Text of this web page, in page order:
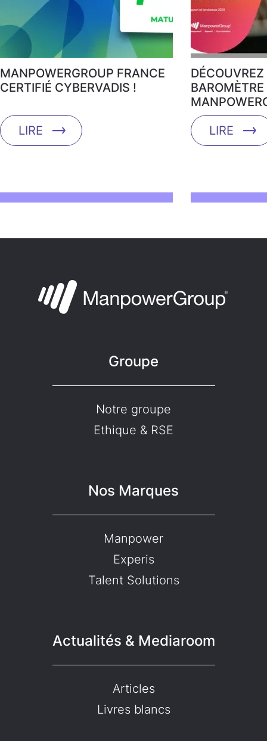
MANPOWERGROUP FRANCE
CERTIFIÉ CYBERVADIS !
LIRE
DÉCOUVREZ
LIRE
Groupe
Notre groupe
Ethique & RSE
Nos Marques
Manpower
Experis
Talent Solutions
Actualités & Mediaroom
Articles
Livres blancs